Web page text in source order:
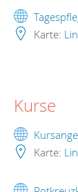
Karte:
Kurse
Karte: